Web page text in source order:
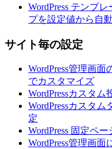
WordPress テンプ
プを設定値から自
サイト毎の設定
WordPress管理画
でカスタマイズ
WordPressカスタ
WordPressカスタ
定
WordPress 固定ペー
WordPress管理画面